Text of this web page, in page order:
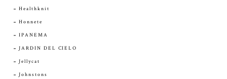
Healthknit
Honnete
IPANEMA
JARDIN DEL CIELO
Jellycat
Johnstons